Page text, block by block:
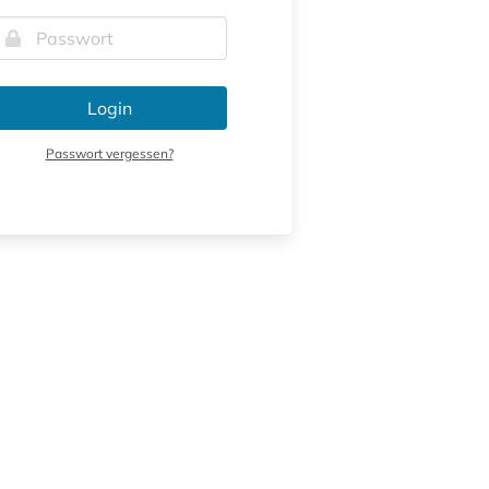
Login
Passwort vergessen?